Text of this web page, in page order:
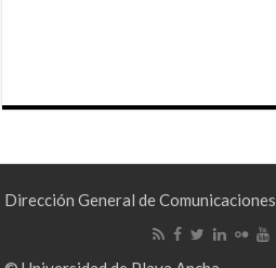
Dirección General de Comunicaciones